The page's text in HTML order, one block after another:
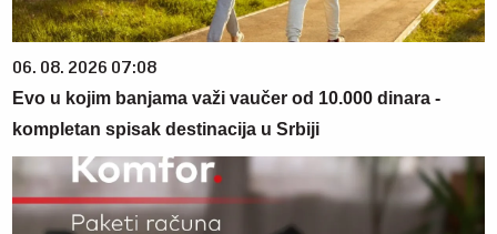
06. 08. 2026 07:08
Evo u kojim banjama važi vaučer od 10.000 dinara -
kompletan spisak destinacija u Srbiji